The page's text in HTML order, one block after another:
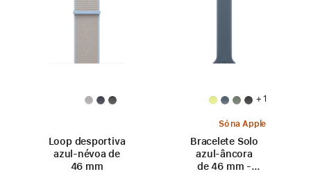
Loop desportiva
azul‑névoa de
46 mm
+ 1
Só na Apple
Bracelete Solo
azul‑âncora
de 46 mm -